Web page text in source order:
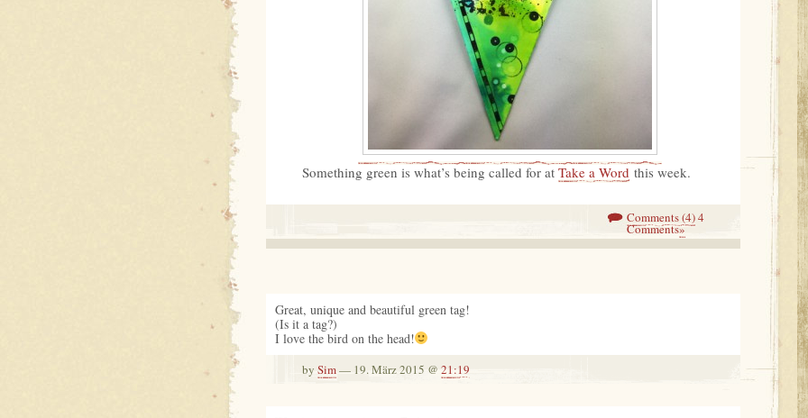
Something green is what’s being called for at Take a Word this week.
Comments (4)4
Comments»
Great, unique and beautiful green tag!
(Is it a tag?)
I love the bird on the head!
by Sim— 19. März 2015 @ 21:19